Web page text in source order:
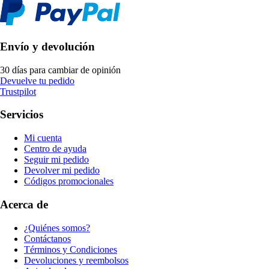
Envío y devolución
30 días para cambiar de opinión
Devuelve tu pedido
Trustpilot
Servicios
Mi cuenta
Centro de ayuda
Seguir mi pedido
Devolver mi pedido
Códigos promocionales
Acerca de
¿Quiénes somos?
Contáctanos
Términos y Condiciones
Devoluciones y reembolsos